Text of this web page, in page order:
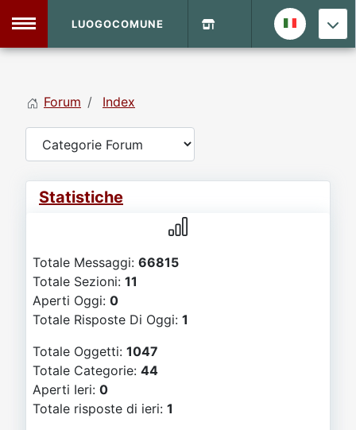
Vecchio Sito
Forum
LUOGOCOMUNE
Forum Index
Statistiche
Totale Messaggi: 66815
Totale Sezioni: 11
Aperti Oggi: 0
Totale Risposte Di Oggi: 1
Totale Oggetti: 1047
Totale Categorie: 44
Aperti Ieri: 0
Totale risposte di ieri: 1